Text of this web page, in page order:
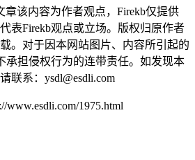
章该内容为作者观点，Firekb仅提供
表Firekb观点或立场。版权归原作者
。对于因本网站图片、内容所引起的
承担侵权行为的连带责任。如发现本
联系：ysdl@esdli.com
1975.html